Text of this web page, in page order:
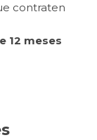
contraten
12 meses